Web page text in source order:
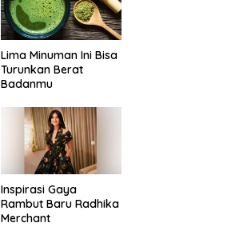
Lima Minuman Ini Bisa
Turunkan Berat
Badanmu
Inspirasi Gaya
Rambut Baru Radhika
Merchant